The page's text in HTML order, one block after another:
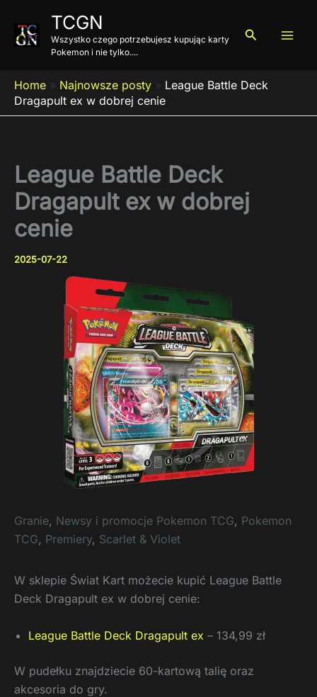
treści
TCGN
Wszystko czego potrzebujesz kupując karty
Pokemon i nie tylko....
Szukaj
Home » Najnowsze posty » League Battle Deck
Dragapult ex w dobrej cenie
League Battle Deck
Dragapult ex w dobrej
cenie
2025-07-22
Granie, Newsy i promocje Pokemon TCG, Pokemon
TCG, Premiery, Scarlet & Violet
W sklepie Świat Kart możecie kupić League Battle
Deck Dragapult ex w dobrej cenie:
League Battle Deck Dragapult ex – 134,99 zł
W pudełku znajdziecie 60-kartową talię oraz
akcesoria do gry.